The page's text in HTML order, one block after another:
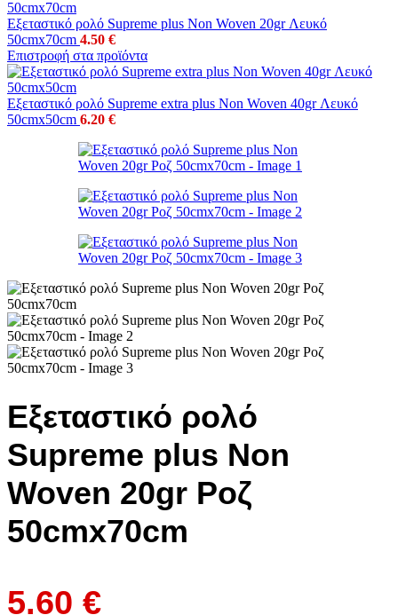
Εξεταστικό ρολό Supreme plus Non Woven 20gr Λευκό
50cmx70cm 4.50 €
Επιστροφή στα προϊόντα
Εξεταστικό ρολό Supreme extra plus Non Woven 40gr Λευκό
50cmx50cm 6.20 €
Εξεταστικό ρολό
Supreme plus Non
Woven 20gr Ροζ
50cmx70cm
5.60 €